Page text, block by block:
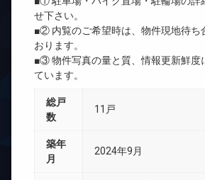
せ下さい。
■② 内覧のご希望時は、物件現地待ち
おります。
■③ 物件写真の量と質、情報更新鮮度
ています。
総戸
数
11戸
築年
月
2024年9月